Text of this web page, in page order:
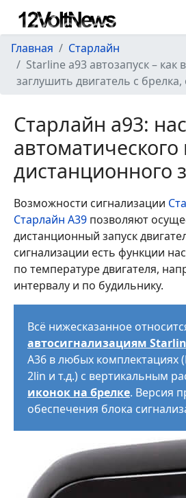
Главная
Старлайн
Starline a93 автозапуск – как
заглушить двигатель с
Старлайн а93:
автоматического
дистанционного
Возможности сигнализации
Старлайн А39 позволяют
дистанционный запуск
сигнализации есть функции
по температуре двигателя,
интервалу и по будильнику.
Всё нижесказанное
автосигнализациям
A36 в любых комплектациях
2lin и т.д.) с вертикальным
иконок на брелке. Версия
обеспечения блока